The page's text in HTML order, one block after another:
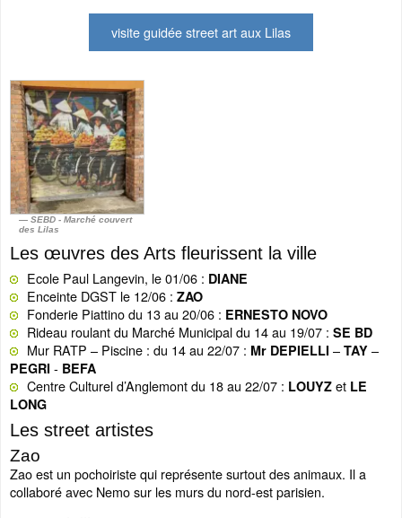
visite guidée street art aux Lilas
SEBD - Marché couvert
des Lilas
Les œuvres des Arts fleurissent la ville
Ecole Paul Langevin, le 01/06 : DIANE
Enceinte DGST le 12/06 : ZAO
Fonderie Piattino du 13 au 20/06 : ERNESTO NOVO
Rideau roulant du Marché Municipal du 14 au 19/07 : SE BD
Mur RATP – Piscine : du 14 au 22/07 : Mr DEPIELLI – TAY –
PEGRI - BEFA
Centre Culturel d’Anglemont du 18 au 22/07 : LOUYZ et LE
LONG
Les street artistes
Zao
Zao est un pochoiriste qui représente surtout des animaux. Il a
collaboré avec Nemo sur les murs du nord-est parisien.